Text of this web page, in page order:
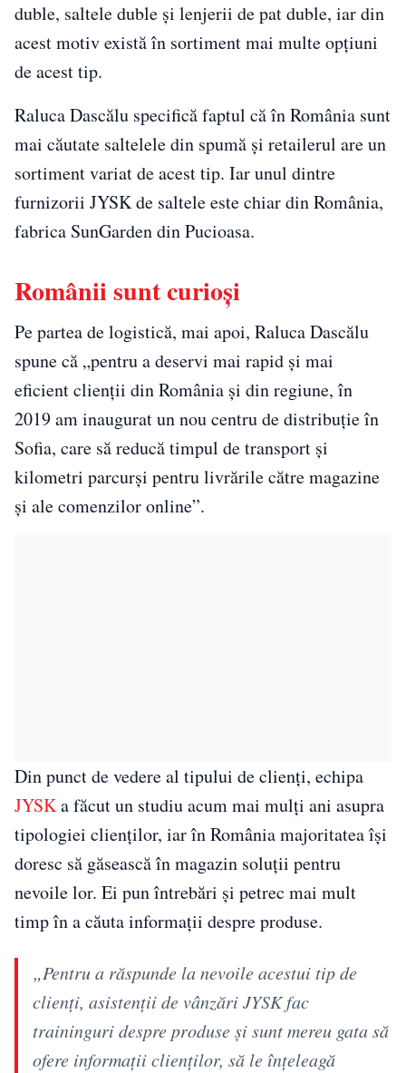
duble, saltele duble și lenjerii de pat duble, iar din
acest motiv există în sortiment mai multe opțiuni
de acest tip.
Raluca Dascălu specifică faptul că în România sunt
mai căutate saltelele din spumă și retailerul are un
sortiment variat de acest tip. Iar unul dintre
furnizorii JYSK de saltele este chiar din România,
fabrica SunGarden din Pucioasa.
Românii sunt curioși
Pe partea de logistică, mai apoi, Raluca Dascălu
spune că „pentru a deservi mai rapid și mai
eficient clienții din România și din regiune, în
2019 am inaugurat un nou centru de distribuție în
Sofia, care să reducă timpul de transport și
kilometri parcurși pentru livrările către magazine
și ale comenzilor online”.
Din punct de vedere al tipului de clienți, echipa
JYSKa făcut un studiu acum mai mulți ani asupra
tipologiei clienților, iar în România majoritatea își
doresc să găsească în magazin soluții pentru
nevoile lor. Ei pun întrebări și petrec mai mult
timp în a căuta informații despre produse.
„Pentru a răspunde la nevoile acestui tip de
clienți, asistenții de vânzări JYSK fac
traininguri despre produse și sunt mereu gata să
ofere informații clienților, să le înțeleagă